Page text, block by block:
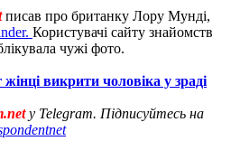
писав про британку Лору Мунді,
Користувачі сайту знайомств
чужі фото.
викрити чоловіка у зраді
у Telegram. Підписуйтесь на